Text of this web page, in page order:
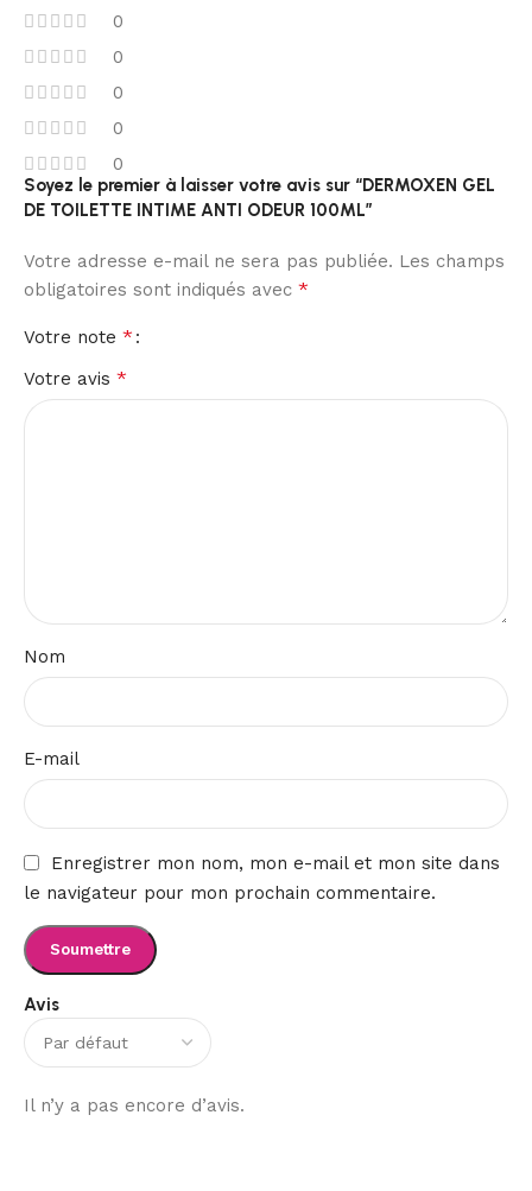
0
0
0
0
0
Avis
Il n’y a pas encore d’avis.
Soyez le premier à laisser votre avis sur “DERMOXEN GEL
DE TOILETTE INTIME ANTI ODEUR 100ML”
Votre adresse e-mail ne sera pas publiée. Les champs
obligatoires sont indiqués avec *
Votre note *
Votre avis *
Nom
E-mail
Enregistrer mon nom, mon e-mail et mon site dans
le navigateur pour mon prochain commentaire.